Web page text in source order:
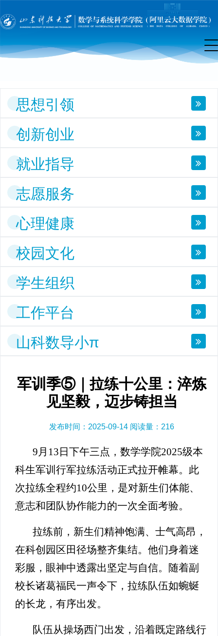
团
作
思想引领
创新创业
就业指导
志愿服务
心理健康
校园文化
学生组织
工作平台
山科数导小π
军训季⑤｜拉练十公里：淬炼
见坚毅，迈步铸担当
发布时间：2025-09-14 阅读量： 216
9月13日下午三点，数学学院2025级本
科生军训行军拉练活动正式拉开帷幕。此
次拉练全程约10公里，是对新生们体能、
意志和团队协作能力的一次全面考验。
拉练前，新生们精神饱满、士气高昂，
在科创园区田径场整齐集结。他们身着迷
彩服，眼神中透露出坚定与自信。随着副
校长诸葛福民一声令下，拉练队伍如蜿蜒
的长龙，有序出发。
队伍从操场西门出发，沿着既定路线行